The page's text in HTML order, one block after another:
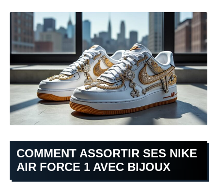
COMMENT ASSORTIR SES NIKE
AIR FORCE 1 AVEC BIJOUX